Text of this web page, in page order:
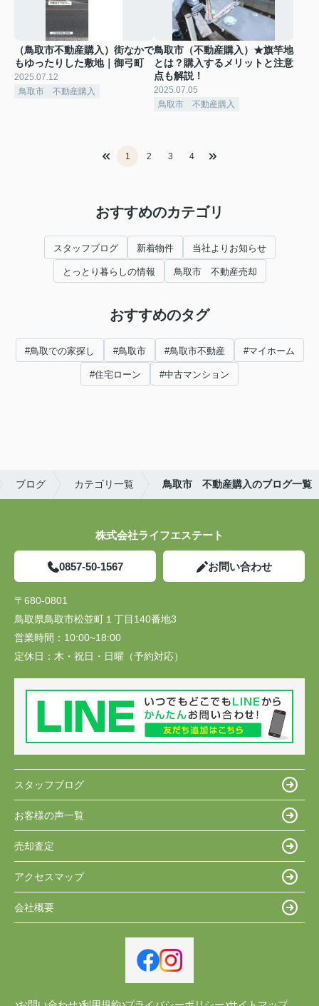
（鳥取市不動産購入）街なかで
もゆったりした敷地｜御弓町
2025.07.12
鳥取市 不動産購入
鳥取市（不動産購入）★旗竿地
とは？購入するメリットと注意
点も解説！
2025.07.05
鳥取市 不動産購入
1 2 3 4
おすすめのカテゴリ
スタッフブログ 新着物件 当社よりお知らせ
とっとり暮らしの情報 鳥取市 不動産売却
おすすめのタグ
#鳥取での家探し #鳥取市 #鳥取市不動産 #マイホーム
#住宅ローン #中古マンション
ブログ カテゴリ一覧 鳥取市 不動産購入のブログ一覧
株式会社ライフエステート
0857-50-1567 お問い合わせ
〒680-0801
鳥取県鳥取市松並町１丁目140番地3
営業時間： 10:00~18:00
定休日： 木・祝日・日曜（予約対応）
スタッフブログ
お客様の声一覧
売却査定
アクセスマップ
会社概要